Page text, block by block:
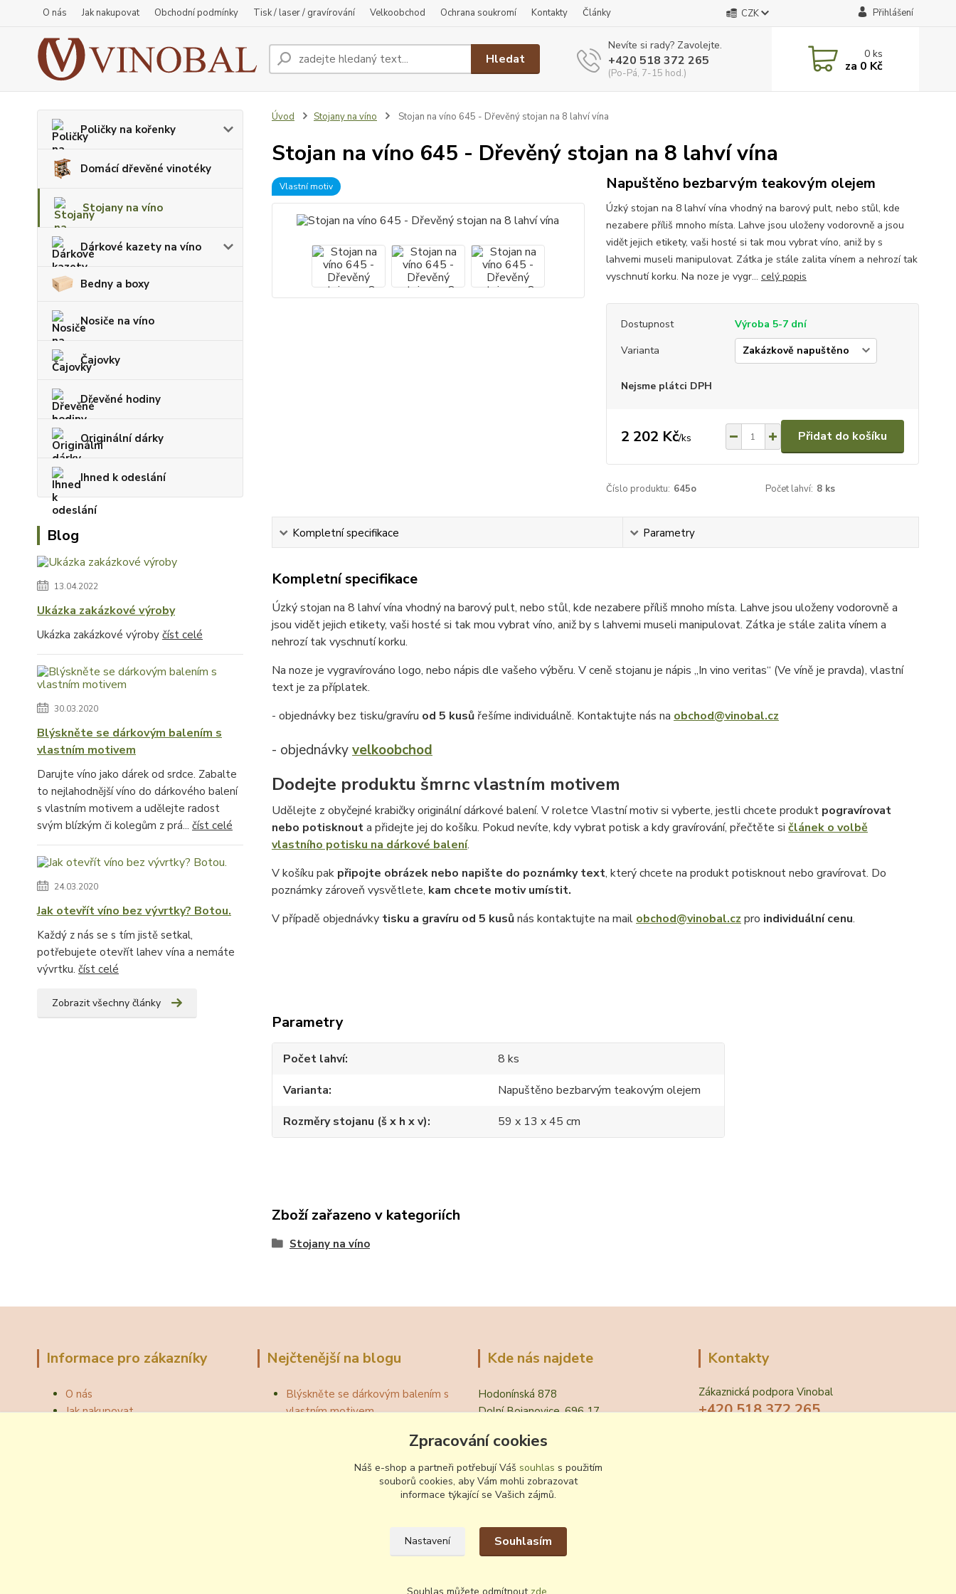
O nás Jak nakupovat Obchodní podmínky Tisk / laser / gravírování Velkoobchod Ochrana soukromí Kontakty Články CZK Přihlášení
Hledat
Nevíte si rady? Zavolejte.
+420 518 372 265
(Po-Pá, 7-15 hod.)
0ks
za 0 Kč
Poličky na kořenky
Domácí dřevěné vinotéky
Stojany na víno
Dárkové kazety na víno
Bedny a boxy
Nosiče na víno
Čajovky
Dřevěné hodiny
Originální dárky
Ihned k odeslání
Blog
13.04.2022
Ukázka zakázkové výroby
Ukázka zakázkové výroby číst celé
30.03.2020
Blýskněte se dárkovým balením s
vlastním motivem
Darujte víno jako dárek od srdce. Zabalte
to nejlahodnější víno do dárkového balení
s vlastním motivem a udělejte radost
svým blízkým či kolegům z prá... číst celé
24.03.2020
Jak otevřít víno bez vývrtky? Botou.
Každý z nás se s tím jistě setkal,
potřebujete otevřít lahev vína a nemáte
vývrtku. číst celé
Zobrazit všechny články
Úvod Stojany na víno Stojan na víno 645 - Dřevěný stojan na 8 lahví vína
Stojan na víno 645 - Dřevěný stojan na 8 lahví vína
Vlastní motiv Napuštěno bezbarvým teakovým olejem
Úzký stojan na 8 lahví vína vhodný na barový pult, nebo stůl, kde
nezabere příliš mnoho místa. Lahve jsou uloženy vodorovně a jsou
vidět jejich etikety, vaši hosté si tak mou vybrat víno, aniž by s
lahvemi museli manipulovat. Zátka je stále zalita vínem a nehrozí tak
vyschnutí korku. Na noze je vygr... celý popis
Dostupnost
Výroba 5-7 dní
Varianta
Nejsme plátci DPH
2 202 Kč/ks Přidat do košíku
Číslo produktu: 645o Počet lahví: 8 ks
Kompletní specifikace Parametry
Kompletní specifikace
Úzký stojan na 8 lahví vína vhodný na barový pult, nebo stůl, kde nezabere příliš mnoho místa. Lahve jsou uloženy vodorovně a
jsou vidět jejich etikety, vaši hosté si tak mou vybrat víno, aniž by s lahvemi museli manipulovat. Zátka je stále zalita vínem a
nehrozí tak vyschnutí korku.
Na noze je vygravírováno logo, nebo nápis dle vašeho výběru. V ceně stojanu je nápis „In vino veritas“ (Ve víně je pravda), vlastní
text je za příplatek.
- objednávky bez tisku/gravíru od 5 kusůřešíme individuálně. Kontaktujte nás na obchod@vinobal.cz
- objednávkyvelkoobchod
Dodejte produktu šmrnc vlastním motivem
Udělejte z obyčejné krabičky originální dárkové balení. V roletce Vlastní motiv si vyberte, jestli chcete produkt pogravírovat
nebo potisknouta přidejte jej do košíku. Pokud nevíte, kdy vybrat potisk a kdy gravírování, přečtěte si článek o volbě
vlastního potisku na dárkové balení.
V košíku pak připojte obrázek nebo napište do poznámky text, který chcete na produkt potisknout nebo gravírovat. Do
poznámky zároveň vysvětlete, kam chcete motiv umístit.
V případě objednávky tisku a gravíru od 5 kusůnás kontaktujte na mail obchod@vinobal.cz pro individuální cenu.
Parametry
Počet lahví
8 ks
Varianta
Napuštěno bezbarvým teakovým olejem
Rozměry stojanu (š x h x v)
59 x 13 x 45 cm
Zboží zařazeno v kategoriích
Stojany na víno
Informace pro zákazníky
O nás
Jak nakupovat
Nejčtenější na blogu
Blýskněte se dárkovým balením s
vlastním motivem
Jak otevřít víno bez vývrtky?
Národní zvyklosti pití vína
Odzátkování a nalévání vína
Kde nás najdete
Hodonínská 878
Dolní Bojanovice, 696 17
Kontakty
Zákaznická podpora Vinobal
+420 518 372 265
Zpracování cookies
Náš e-shop a partneři potřebují Váš souhlas s použitím
souborů cookies, aby Vám mohli zobrazovat
informace týkající se Vašich zájmů.
Nastavení Souhlasím